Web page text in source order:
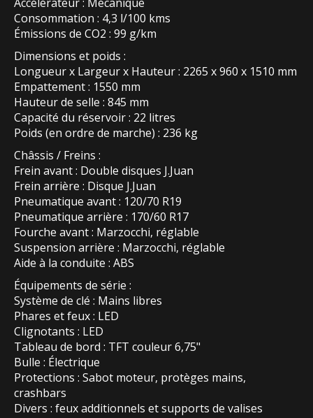
Consommation : 4,3 l/100 kms
Émissions de CO2 : 99 g/km
Dimensions et poids :
Longueur x Largeur x Hauteur : 2265 x 960 x 1510 mm
Empattement : 1550 mm
Hauteur de selle : 845 mm
Capacité du réservoir : 22 litres
Poids (en ordre de marche) : 236 kg
Châssis / Freins :
Frein avant : Double disques J.Juan
Frein arrière : Disque J.Juan
Pneumatique avant : 120/70 R19
Pneumatique arrière : 170/60 R17
Fourche avant : Marzocchi, réglable
Suspension arrière : Marzocchi, réglable
Aide à la conduite : ABS
Équipements de série :
Système de clé : Mains libres
Phares et feux : LED
Clignotants : LED
Tableau de bord : TFT couleur 6,75"
Bulle : Électrique
Protections : Sabot moteur, protèges mains,
crashbars
Divers : feux additionnels et supports de valises